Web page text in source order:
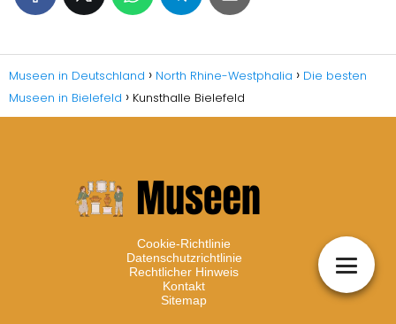
Museen in Deutschland North Rhine-Westphalia
Die besten
Museen in Bielefeld
Kunsthalle Bielefeld
Cookie-Richtlinie
Datenschutzrichtlinie
Rechtlicher Hinweis
Kontakt
Sitemap